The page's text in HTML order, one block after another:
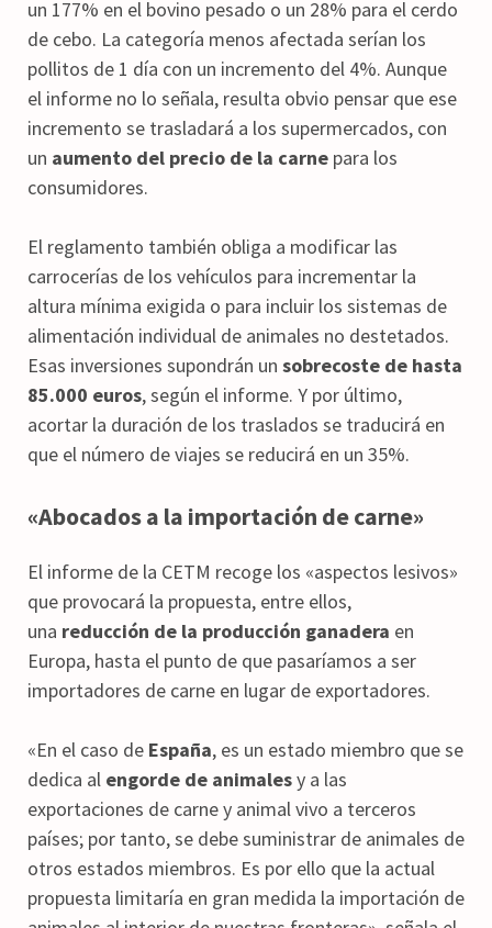
un 177% en el bovino pesado o un 28% para el cerdo
de cebo. La categoría menos afectada serían los
pollitos de 1 día con un incremento del 4%. Aunque
el informe no lo señala, resulta obvio pensar que ese
incremento se trasladará a los supermercados, con
un aumento del precio de la carne para los
consumidores.
El reglamento también obliga a modificar las
carrocerías de los vehículos para incrementar la
altura mínima exigida o para incluir los sistemas de
alimentación individual de animales no destetados.
Esas inversiones supondrán un sobrecoste de hasta
85.000 euros, según el informe. Y por último,
acortar la duración de los traslados se traducirá en
que el número de viajes se reducirá en un 35%.
«Abocados a la importación de carne»
El informe de la CETM recoge los «aspectos lesivos»
que provocará la propuesta, entre ellos,
una reducción de la producción ganadera en
Europa, hasta el punto de que pasaríamos a ser
importadores de carne en lugar de exportadores.
«En el caso de España, es un estado miembro que se
dedica al engorde de animalesy a las
exportaciones de carne y animal vivo a terceros
países; por tanto, se debe suministrar de animales de
otros estados miembros. Es por ello que la actual
propuesta limitaría en gran medida la importación de